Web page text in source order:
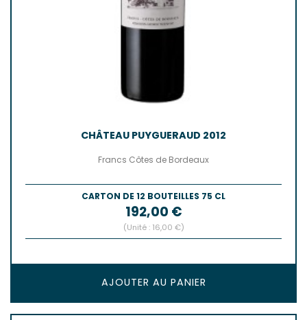
CHÂTEAU PUYGUERAUD 2012
Francs Côtes de Bordeaux
CARTON DE 12 BOUTEILLES 75 CL
Prix
192,00 €
(Unité : 16,00 €)
AJOUTER AU PANIER